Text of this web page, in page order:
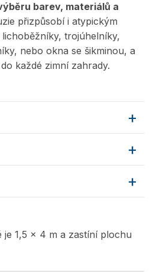
barev, materiálů a
přizpůsobí i atypickým
trojúhelníky,
nebo okna se šikminou, a
každé zimní zahrady.
je 1,5 x 4 m a zastíní plochu